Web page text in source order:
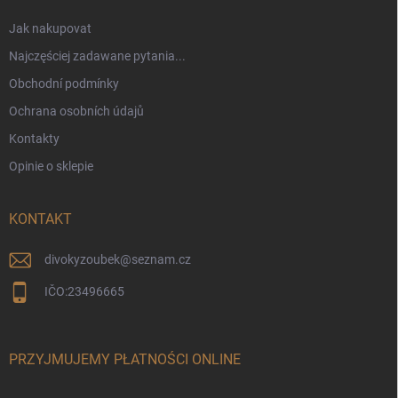
Jak nakupovat
Najczęściej zadawane pytania...
Obchodní podmínky
Ochrana osobních údajů
Kontakty
Opinie o sklepie
KONTAKT
divokyzoubek@seznam.cz
IČO:23496665
PRZYJMUJEMY PŁATNOŚCI ONLINE